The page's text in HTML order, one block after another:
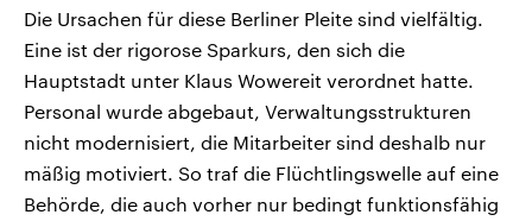
Die Ursachen für diese Berliner Pleite sind vielfältig.
Eine ist der rigorose Sparkurs, den sich die
Hauptstadt unter Klaus Wowereit verordnet hatte.
Personal wurde abgebaut, Verwaltungsstrukturen
nicht modernisiert, die Mitarbeiter sind deshalb nur
mäßig motiviert. So traf die Flüchtlingswelle auf eine
Behörde, die auch vorher nur bedingt funktionsfähig